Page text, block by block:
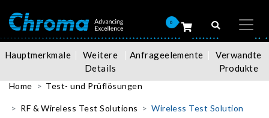
0
Hauptmerkmale
Weitere
Details
Anfrageelemente
Verwandte
Produkte
Home Test- und Prüflösungen
RF & Wireless Test Solutions Wireless Test Solution